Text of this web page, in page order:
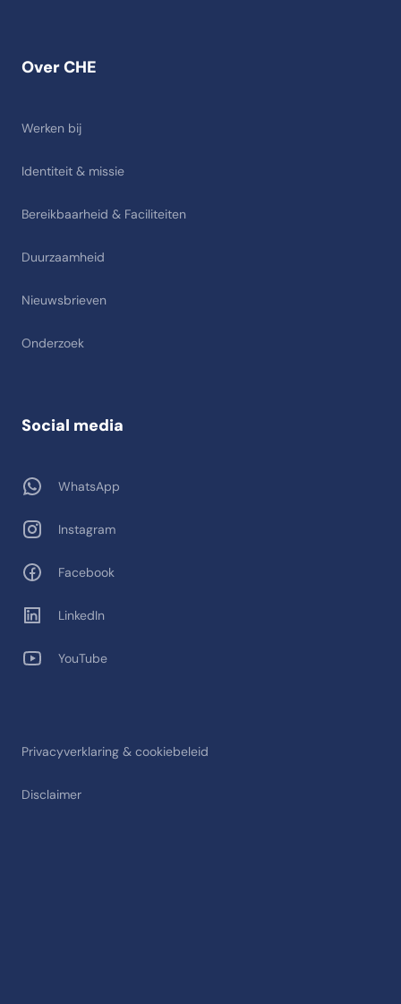
Over CHE
Werken bij
Identiteit & missie
Bereikbaarheid & Faciliteiten
Duurzaamheid
Nieuwsbrieven
Onderzoek
Privacyverklaring & cookiebeleid
Disclaimer
Social media
WhatsApp
Instagram
Facebook
LinkedIn
YouTube